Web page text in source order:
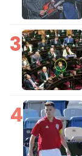
3
4